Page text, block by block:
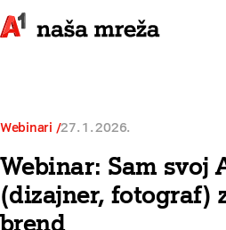
Webinari 27. 1. 2026.
Webinar: Sam svoj
(dizajner, fotograf)
brend